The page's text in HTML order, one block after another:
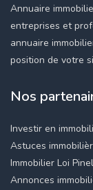
Annuaire
entreprises et
annuaire
position de votre
Nos
Investir en
Astuces
Immobilier Loi Pinel
Annonces